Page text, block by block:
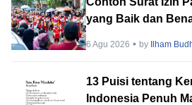
yang Baik dan
6 Agu 2026 by Ilham
13 Puisi tentang
Indonesia Penuh